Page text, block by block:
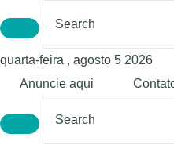
quarta-feira , agosto 5 2026
Anuncie aqui